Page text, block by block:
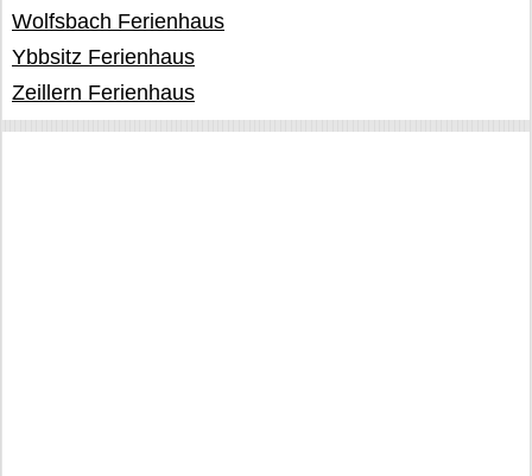
Wolfsbach Ferienhaus
Ybbsitz Ferienhaus
Zeillern Ferienhaus